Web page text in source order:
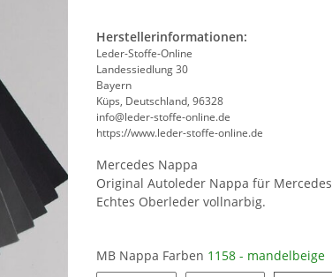
Herstellerinformationen:
Leder-Stoffe-Online
Landessiedlung 30
Bayern
Küps, Deutschland, 96328
info@leder-stoffe-online.de
https://www.leder-stoffe-online.de
Mercedes Nappa
Original Autoleder Nappa für Mercedes
Echtes Oberleder vollnarbig.
MB Nappa Farben 1158 - mandelbeige